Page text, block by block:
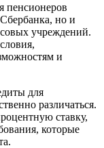
пенсионеров
но и
учреждений.
и
для
различаться.
ставку,
которые